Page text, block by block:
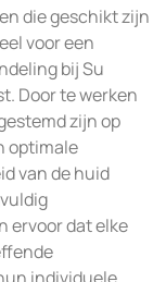
die geschikt zijn
voor een
bij Su
Door te werken
zijn op
optimale
van de huid
ervoor dat elke